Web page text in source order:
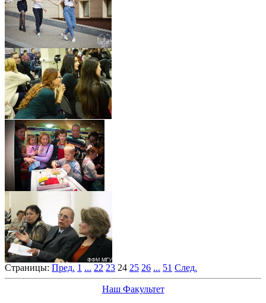
Страницы: Пред. 1 ... 22 23 24 25 26 ... 51 След.
Наш Факультет